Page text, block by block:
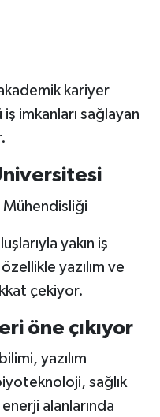
kariyer
iş imkanları sağlayan
Mühendisliği
yakın iş
yazılım ve
çekiyor.
öne çıkıyor
yazılım
sağlık
alanlarında